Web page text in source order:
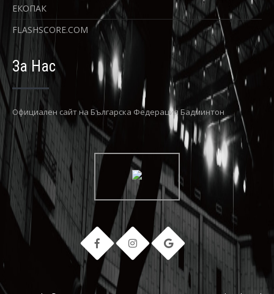
ЕКОПАК
FLASHSCORE.COM
За Нас
Официaлен сайт на Българска Федерация Бадминтон